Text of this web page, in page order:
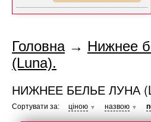
Головна→ Нижнее
(Luna).
НИЖНЕЕ БЕЛЬЕ ЛУНА
Сортувати за: ціною ▼ назвою ▼